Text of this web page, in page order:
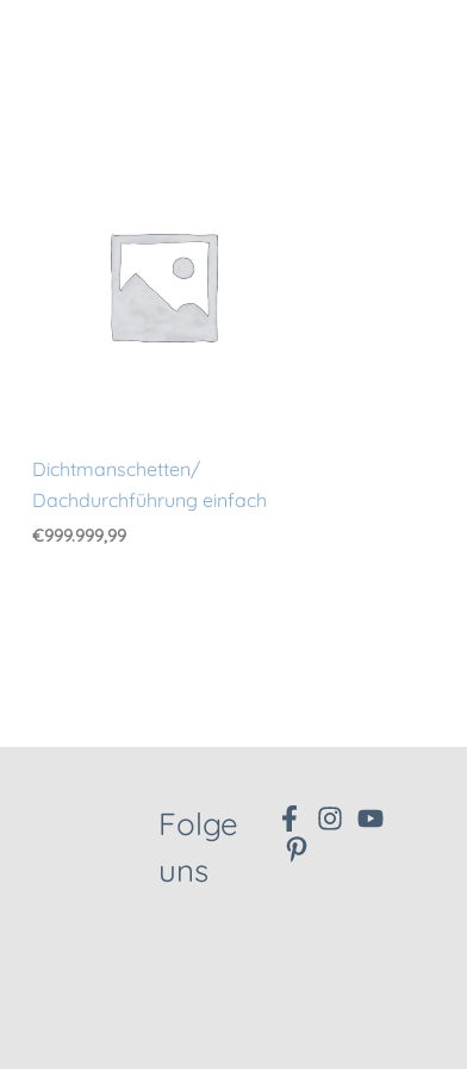
Dichtmanschetten/
Dachdurchführung einfach
€999.999,99
Folge
uns